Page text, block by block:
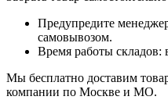
Предупредите
самовывозом.
Время работы складов:
Мы бесплатно доставим
компании по Москве и МО.